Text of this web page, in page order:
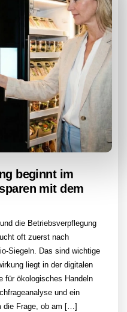
beginnt im
mit dem
die Betriebsverpflegung
oft zuerst nach
Siegeln. Das sind wichtige
liegt in der digitalen
für ökologisches Handeln
und ein
die Frage, ob am […]